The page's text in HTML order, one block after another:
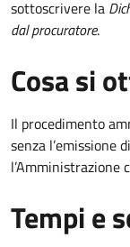
sottoscrivere la
dal procuratore.
Cosa si
Il procedimento
senza l’emissione
l’Amministrazione
Tempi e